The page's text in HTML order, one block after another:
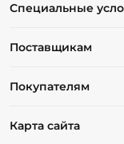
Специальные
Поставщикам
Покупателям
Карта сайта